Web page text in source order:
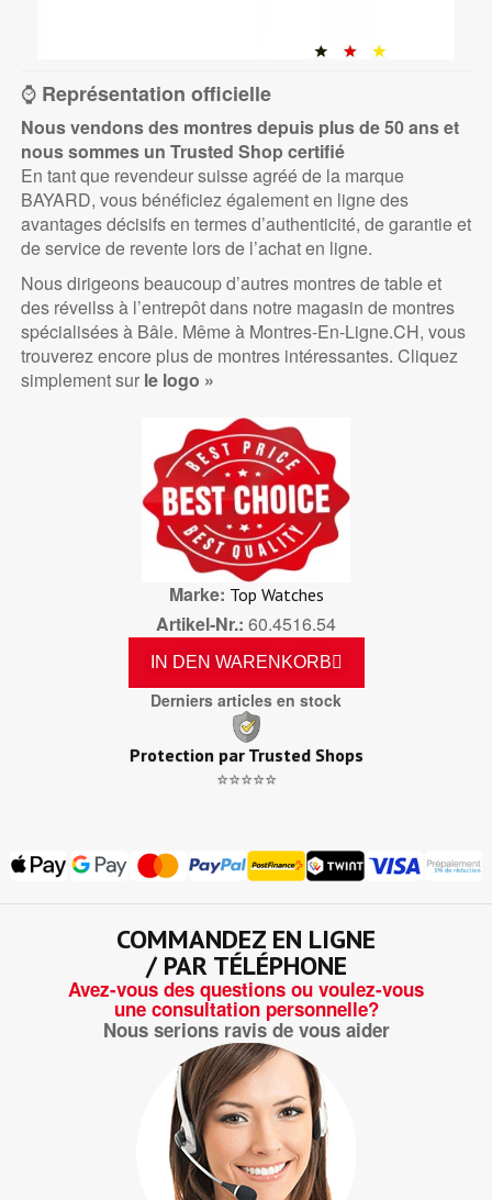
⌚ Représentation officielle
Nous vendons des montres depuis plus de 50 ans et
nous sommes un Trusted Shop certifié
En tant que revendeur suisse agréé de la marque
BAYARD, vous bénéficiez également en ligne des
avantages décisifs en termes d’authenticité, de garantie et
de service de revente lors de l’achat en ligne.
Nous dirigeons beaucoup d’autres montres de table et
des réveilss à l’entrepôt dans notre magasin de montres
spécialisées à Bâle. Même à Montres-En-Ligne.CH, vous
trouverez encore plus de montres intéressantes. Cliquez
simplement sur le logo »
Marke Top Watches
Artikel-Nr. 60.4516.54
IN DEN WARENKORB
Derniers articles en stock
Protection par Trusted Shops
⭐⭐⭐⭐⭐
COMMANDEZ EN LIGNE
/ PAR TÉLÉPHONE
Avez-vous des questions ou voulez-vous
une consultation personnelle?
Nous serions ravis de vous aider